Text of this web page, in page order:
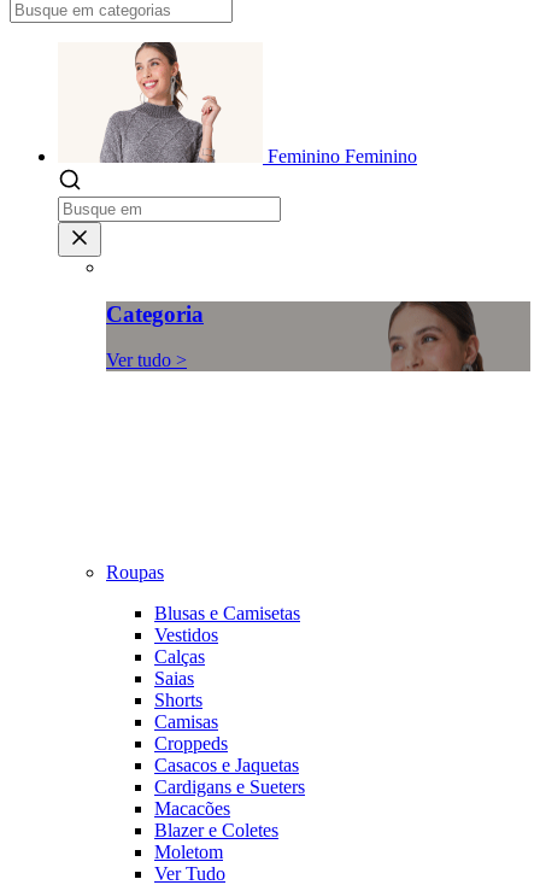
Feminino Feminino
Categoria
Ver tudo >
Roupas
Blusas e Camisetas
Vestidos
Calças
Saias
Shorts
Camisas
Croppeds
Casacos e Jaquetas
Cardigans e Sueters
Macacões
Blazer e Coletes
Moletom
Ver Tudo